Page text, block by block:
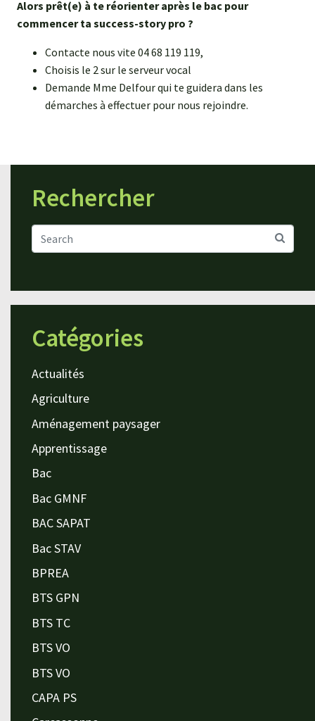
Alors prêt(e) à te réorienter après le bac pour
commencer ta success-story pro ?
Contacte nous vite 04 68 119 119,
Choisis le 2 sur le serveur vocal
Demande Mme Delfour qui te guidera dans les
démarches à effectuer pour nous rejoindre.
Rechercher
Catégories
Actualités
Agriculture
Aménagement paysager
Apprentissage
Bac
Bac GMNF
BAC SAPAT
Bac STAV
BPREA
BTS GPN
BTS TC
BTS VO
BTS VO
CAPA PS